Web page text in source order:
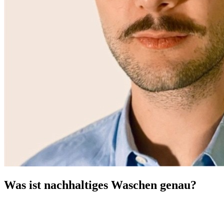
Was ist nachhaltiges Waschen genau?